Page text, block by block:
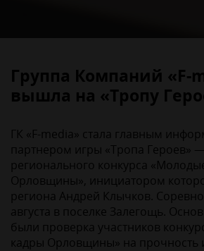
Группа Компаний «F-
вышла на «Тропу
ГК «F-media» стала главным
партнером игры «Тропа Героев»
регионального конкурса
Орловщины», инициатором
региона Андрей Клычков.
августа в поселке Залегощь.
были проверка участников
кадры Орловщины» на прочность